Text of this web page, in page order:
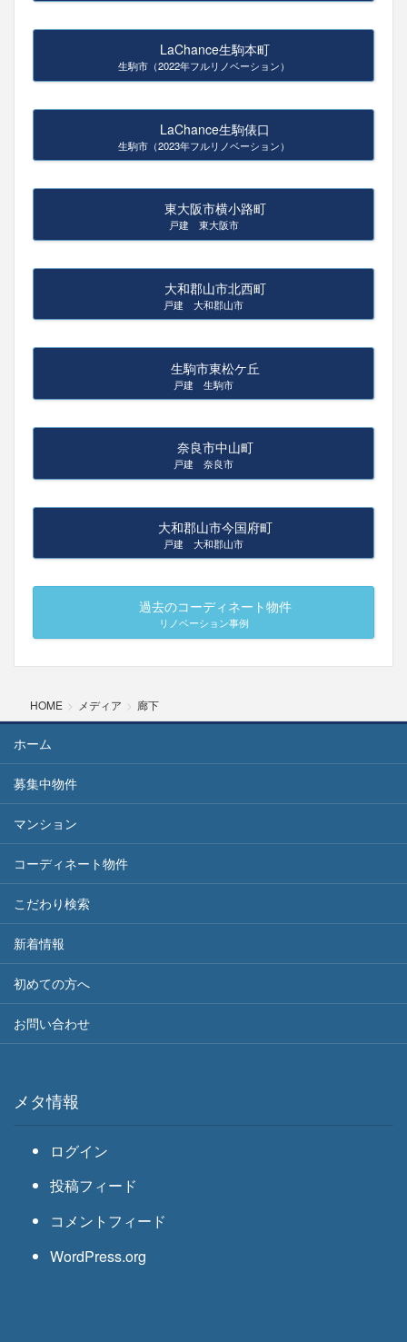
LaChance生駒本町
生駒市（2022年フルリノベーション）
LaChance生駒俵口
生駒市（2023年フルリノベーション）
東大阪市横小路町
戸建 東大阪市
大和郡山市北西町
戸建 大和郡山市
生駒市東松ケ丘
戸建 生駒市
奈良市中山町
戸建 奈良市
大和郡山市今国府町
戸建 大和郡山市
過去のコーディネート物件
リノベーション事例
HOME メディア 廊下
ホーム
募集中物件
マンション
コーディネート物件
こだわり検索
新着情報
初めての方へ
お問い合わせ
メタ情報
ログイン
投稿フィード
コメントフィード
WordPress.org